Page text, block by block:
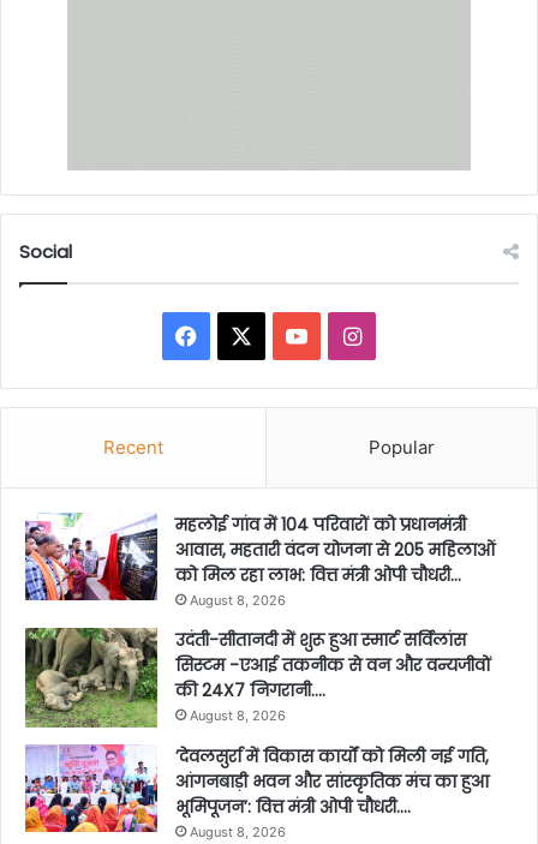
Social
Facebook YouTubeInstagram
Recent Popular
महलोई गांव में 104 परिवारों को प्रधानमंत्री
आवास, महतारी वंदन योजना से 205 महिलाओं
को मिल रहा लाभ: वित्त मंत्री ओपी चौधरी…
August 8, 2026
उदंती-सीतानदी में शुरू हुआ स्मार्ट सर्विलांस
सिस्टम -एआई तकनीक से वन और वन्यजीवों
की 24X7 निगरानी….
August 8, 2026
’देवलसुर्रा में विकास कार्यों को मिली नई गति,
आंगनबाड़ी भवन और सांस्कृतिक मंच का हुआ
भूमिपूजन’: वित्त मंत्री ओपी चौधरी….
August 8, 2026